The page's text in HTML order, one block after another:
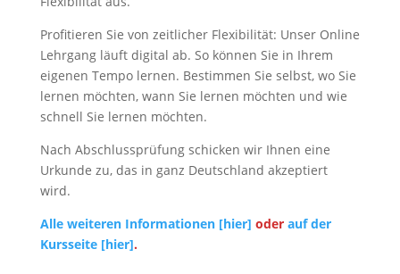
Profitieren Sie von zeitlicher Flexibilität: Unser Online
Lehrgang läuft digital ab. So können Sie in Ihrem
eigenen Tempo lernen. Bestimmen Sie selbst, wo Sie
lernen möchten, wann Sie lernen möchten und wie
schnell Sie lernen möchten.
Nach Abschlussprüfung schicken wir Ihnen eine
Urkunde zu, das in ganz Deutschland akzeptiert
wird.
Alle weiteren Informationen [hier] oder auf der
Kursseite [hier].